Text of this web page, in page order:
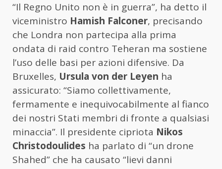
“Il Regno Unito non è in guerra”, ha detto il
viceministro Hamish Falconer, precisando
che Londra non partecipa alla prima
ondata di raid contro Teheran ma sostiene
l’uso delle basi per azioni difensive. Da
Bruxelles, Ursula von der Leyen ha
assicurato: “Siamo collettivamente,
fermamente e inequivocabilmente al fianco
dei nostri Stati membri di fronte a qualsiasi
minaccia”. Il presidente cipriota Nikos
Christodoulides ha parlato di “un drone
Shahed” che ha causato “lievi danni